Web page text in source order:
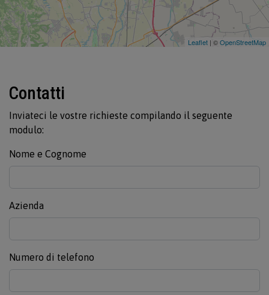
Leaflet | ©OpenStreetMap
Contatti
Inviateci le vostre richieste compilando il seguente
modulo:
Nome e Cognome
Azienda
Numero di telefono